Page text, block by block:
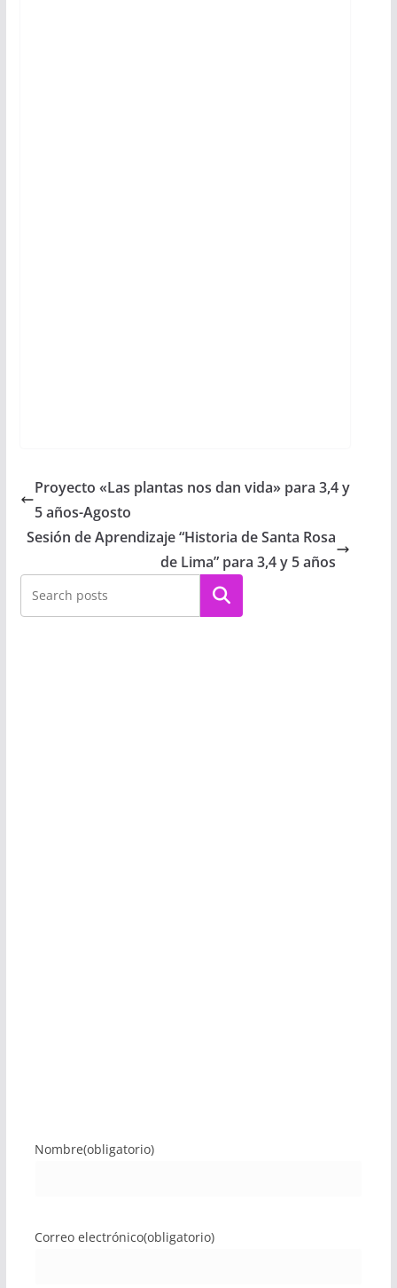
Proyecto «Las plantas nos dan vida» para 3,4 y
5 años-Agosto
Sesión de Aprendizaje “Historia de Santa Rosa
de Lima” para 3,4 y 5 años
Buscar
Nombre(obligatorio)
Correo electrónico(obligatorio)